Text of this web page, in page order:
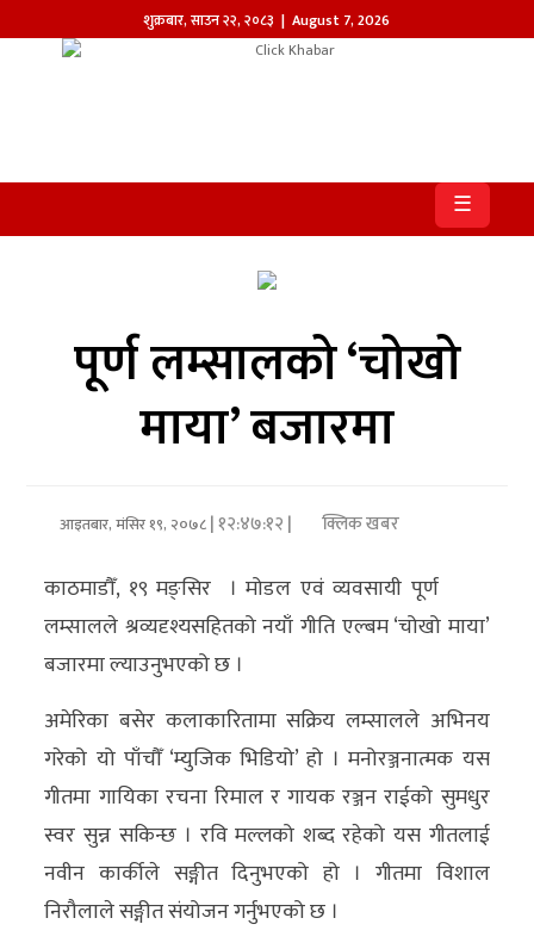
शुक्रबार,साउन२२,२०८३ | August 7, 2026
पत्रिका
अन्तर्राष्ट्रिय
अर्थ/
वाणिज्य
मनाेरञ्जन
विज्ञान
प्रविधि
अन्तरर्वार्ता
विचार/
ब्लग
☰
पूर्ण लम्सालको ‘चोखो
माया’ बजारमा
आइतबार, मंसिर १९, २०७८| १२:४७:१२ | क्लिक खबर
काठमाडौँ, १९ मङ्सिर । मोडल एवं व्यवसायी पूर्ण
लम्सालले श्रव्यदृश्यसहितको नयाँ गीति एल्बम ‘चोखो माया’
बजारमा ल्याउनुभएको छ ।
अमेरिका बसेर कलाकारितामा सक्रिय लम्सालले अभिनय
गरेको यो पाँचौँ ‘म्युजिक भिडियो’ हो । मनोरञ्जनात्मक यस
गीतमा गायिका रचना रिमाल र गायक रञ्जन राईको सुमधुर
स्वर सुन्न सकिन्छ । रवि मल्लको शब्द रहेको यस गीतलाई
नवीन कार्कीले सङ्गीत दिनुभएको हो । गीतमा विशाल
निरौलाले सङ्गीत संयोजन गर्नुभएको छ ।